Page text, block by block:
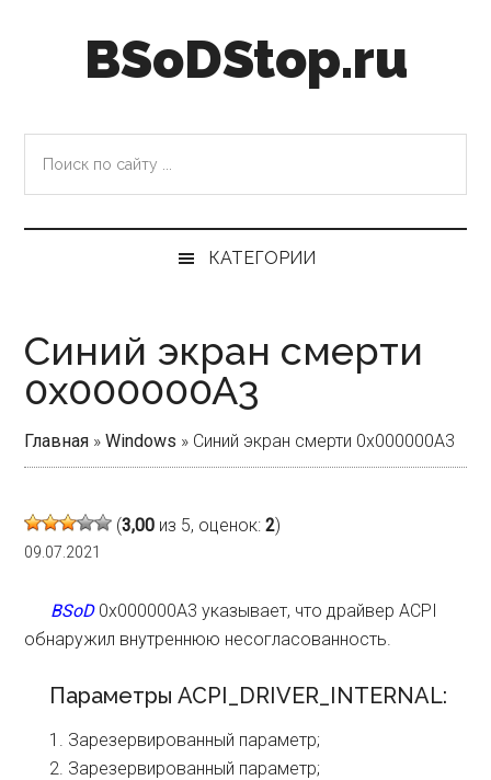
BSoDStop.ru
...
КАТЕГОРИИ
Синий экран смерти
0x000000A3
Главная »Windows » Синий экран смерти 0x000000A3
(3,00 из 5, оценок:2)
09.07.2021
BSoD0x000000A3 указывает, что драйвер ACPI
обнаружил внутреннюю несогласованность.
Параметры ACPI_DRIVER_INTERNAL:
Зарезервированный параметр;
Зарезервированный параметр;